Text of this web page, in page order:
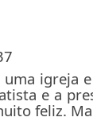
igreja
e a
feliz.